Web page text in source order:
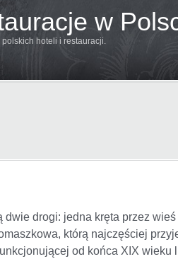
w
hoteli i restauracji.
dwie drogi: jedna kręta przez
którą najczęściej
od końca XIX wieku